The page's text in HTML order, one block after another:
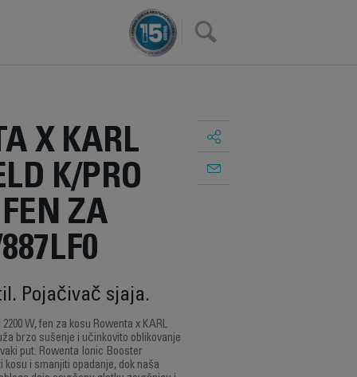
×
X KARL
K/PRO
ZA
Pojačivač sjaja.
W, fen za kosu Rowenta x KARL
brzo sušenje i učinkovito oblikovanje
put. Rowenta Ionic Booster
i smanjiti opadanje, dok naša